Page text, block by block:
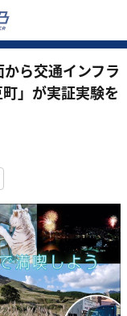
ら交通インフラ
」が実証実験を